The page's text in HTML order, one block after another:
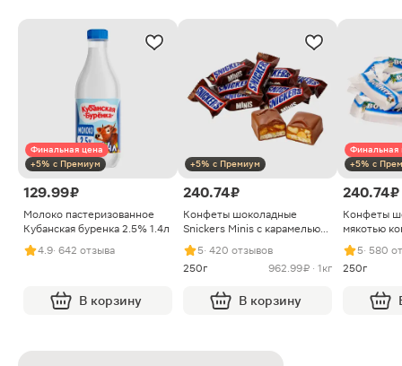
Финальная цена
+5% с Премиум
129.99 ₽
Молоко пастеризованное
Кубанская буренка 2.5% 1.4л
4.9· 642 отзыва
В корзину
+5% с Премиум
240.74 ₽
Конфеты шоколадные
Snickers Minis с карамелью
арахисом и нугой
5· 420 отзывов
250г
962.99 ₽ · 1кг
В корзину
Финальная
+5% с
240.74 ₽
Конфеты
мякотью
5· 580
250г